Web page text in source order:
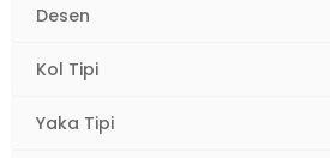
Uzunluk:
Kalınlık:
Kalıp Bilgisi:
Desen
Kol Tipi
Yaka Tipi